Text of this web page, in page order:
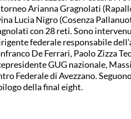
Arianna Gragnolati
Lucia Nigro (Cosenza
con 28 reti.Sono
federale responsabile
De Ferrari, Paolo Zizza
GUG nazionale,
Federale di Avezzano.
della final eight.